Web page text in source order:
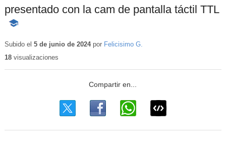
presentado con la cam de pantalla táctil TTL
-
educativo
Subido el 5 de junio de 2024por Felicisimo G.
18visualizaciones